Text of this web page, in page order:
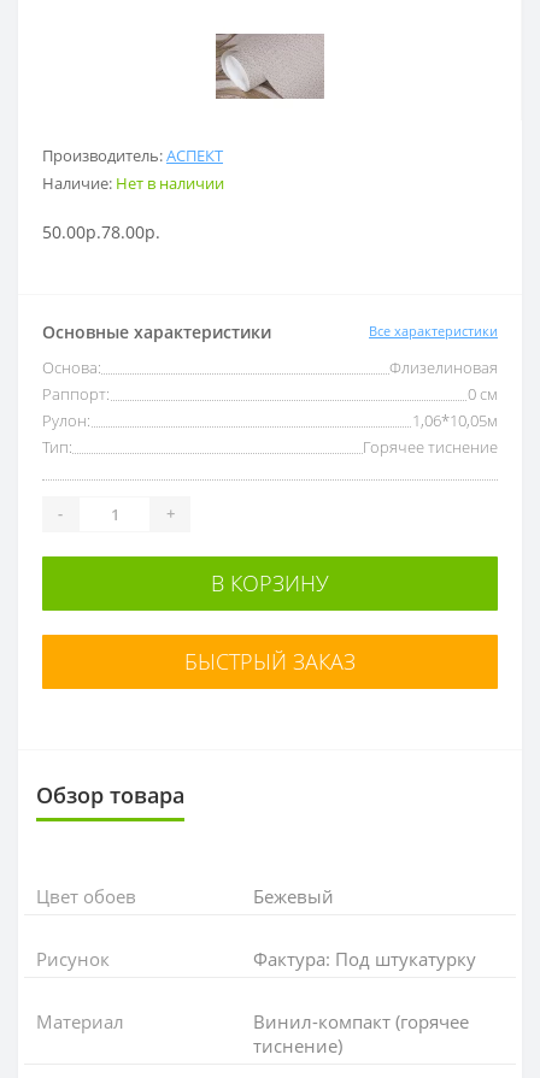
Производитель:АСПЕКТ
Наличие: Нет в наличии
50.00р.78.00р.
Основные характеристики Все характеристики
Основа:
Флизелиновая
Раппорт:
0 см
Рулон:
1,06*10,05м
Тип:
Горячее тиснение
- +
В КОРЗИНУ
БЫСТРЫЙ ЗАКАЗ
Обзор товара
Цвет обоев Бежевый
Рисунок Фактура: Под штукатурку
Материал
Винил-компакт (горячее
тиснение)